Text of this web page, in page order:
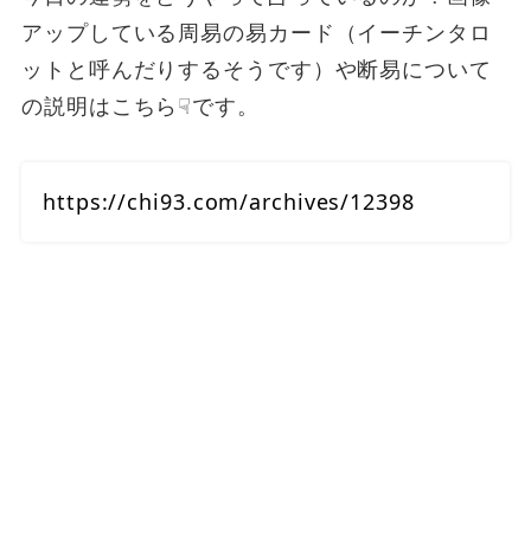
アップしている周易の易カード（イーチンタロ
ットと呼んだりするそうです）や断易について
の説明はこちら☟です。
https://chi93.com/archives/12398